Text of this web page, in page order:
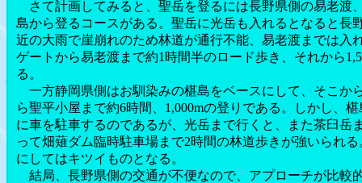
さて計画してみると、聖岳を登るには長野県側の易老渡
島から登るコースがある。聖岳に光岳も入れるとなると長
近の大雨で崖崩れのため林道が通行不能、易老渡までは入
ゲートから易老渡まで約1時間半のロード歩き、それから
る。
一方静岡県側はお馴染みの椹島をベースにして、そこか
ら聖平小屋まで約6時間、1,000mの登りである。しかし、
に車を駐車するのであるが、光岳まで行くと、また茶臼岳
って畑薙ダム臨時駐車場まで2時間の林道歩きが強いられ
にしてはキツイものとなる。
結局、長野県側の交通が不便なので、アプローチが比較